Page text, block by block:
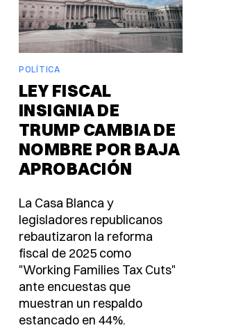
POLÍTICA
LEY FISCAL
INSIGNIA DE
TRUMP CAMBIA DE
NOMBRE POR BAJA
APROBACIÓN
La Casa Blanca y
legisladores republicanos
rebautizaron la reforma
fiscal de 2025 como
"Working Families Tax Cuts"
ante encuestas que
muestran un respaldo
estancado en 44%.